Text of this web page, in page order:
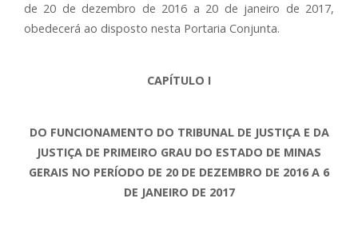
de 20 de dezembro de 2016 a 20 de janeiro de 2017,
obedecerá ao disposto nesta Portaria Conjunta.
CAPÍTULO I
DO FUNCIONAMENTO DO TRIBUNAL DE JUSTIÇA E DA
JUSTIÇA DE PRIMEIRO GRAU DO ESTADO DE MINAS
GERAIS NO PERÍODO DE 20 DE DEZEMBRO DE 2016 A 6
DE JANEIRO DE 2017